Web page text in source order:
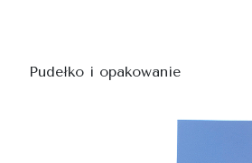
Pudełko i opakowanie